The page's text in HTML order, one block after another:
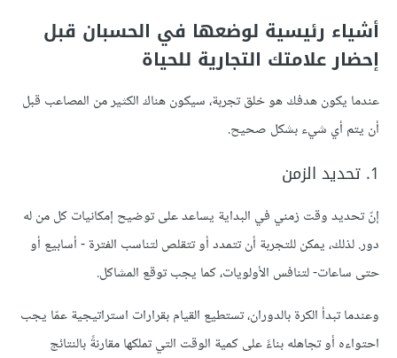
أشياء رئيسية لوضعها في الحسبان قبل
إحضار علامتك التجارية للحياة
عندما يكون هدفك هو خلق تجربة، سيكون هناك الكثير من المصاعب قبل
أن يتم أي شيء بشكل صحيح.
1. تحديد الزمن
إنّ تحديد وقت زمني في البداية يساعد على توضيح إمكانيات كل من له
دور. لذلك، يمكن للتجربة أن تتمدد أو تتقلص لتناسب الفترة - أسابيع أو
حتى ساعات- لتنافس الأولويات، كما يجب توقع المشاكل.
وعندما تبدأ الكرة بالدوران، تستطيع القيام بقرارات استراتيجية عمّا يجب
احتواءه أو تجاهله بناءً على كمية الوقت التي تملكها مقارنةً بالنتائج